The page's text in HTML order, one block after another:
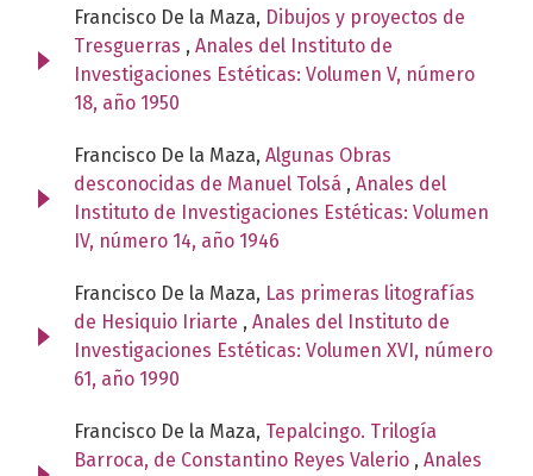
Francisco De la Maza, Dibujos y proyectos de
Tresguerras , Anales del Instituto de
Investigaciones Estéticas: Volumen V, número
18, año 1950
Francisco De la Maza, Algunas Obras
desconocidas de Manuel Tolsá , Anales del
Instituto de Investigaciones Estéticas: Volumen
IV, número 14, año 1946
Francisco De la Maza, Las primeras litografías
de Hesiquio Iriarte , Anales del Instituto de
Investigaciones Estéticas: Volumen XVI, número
61, año 1990
Francisco De la Maza, Tepalcingo. Trilogía
Barroca, de Constantino Reyes Valerio , Anales